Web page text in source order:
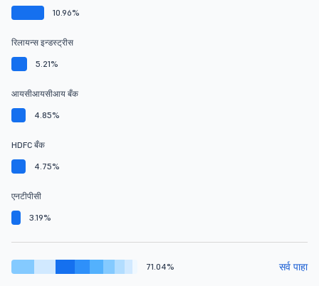
10.96%
रिलायन्स इन्डस्ट्रीस
5.21%
आयसीआयसीआय बँक
4.85%
HDFC बँक
4.75%
एनटीपीसी
3.19%
71.04% सर्व पाहा